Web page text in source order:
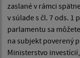
zaslané v rámci
v súlade s čl. 7 ods. 1
parlamentu sa
na subjekt poverený
Ministerstvo